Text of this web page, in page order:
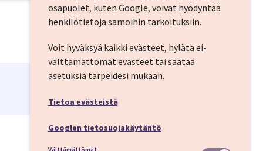
mukaisesti.
osapuolet, kuten Google, voivat hyödyntää
henkilötietoja samoihin tarkoituksiin.
Voit hyväksyä kaikki evästeet, hylätä ei-
välttämättömät evästeet tai säätää
asetuksia tarpeidesi mukaan.
Tietoa evästeistä
Googlen tietosuojakäytäntö